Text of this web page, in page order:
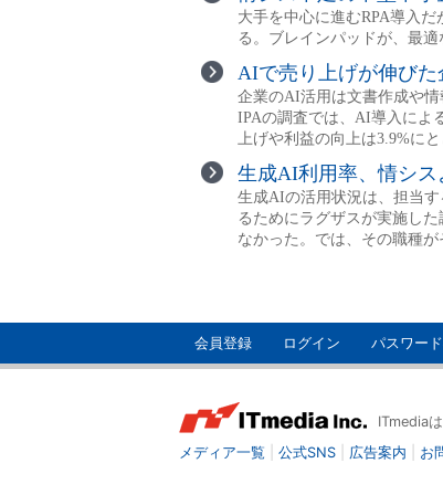
会員登録 ログイン パスワー
ITmedia
メディア一覧
公式SNS 広告案内 お